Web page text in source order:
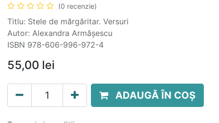
(0 recenzie)
Titlu: Stele de mărgăritar. Versuri
Autor: Alexandra Armășescu
ISBN 978-606-996-972-4
55,00 lei
ADAUGĂ ÎN COȘ